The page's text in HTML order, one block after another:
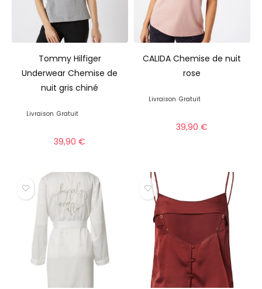
Tommy Hilfiger
Underwear Chemise de
nuit gris chiné
Livraison Gratuit
39,90€
CALIDA Chemise de nuit
rose
Livraison Gratuit
39,90€